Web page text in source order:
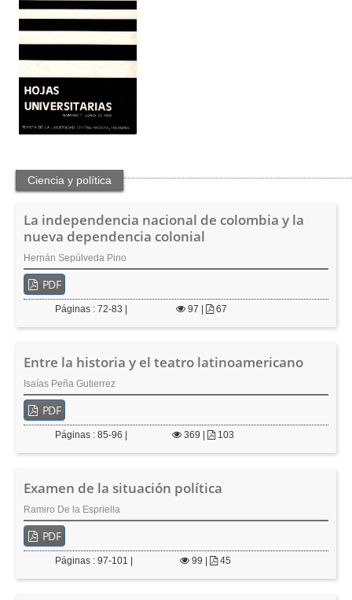
e
n
i
d
o
p
r
i
i
p
l
B
a
r
r
a
a
e
r
a
l
Ciencia y política
La independencia nacional de colombia y la
nueva dependencia colonial
Hernán Sepúlveda Pino
PDF
Páginas : 72-83 | 97 | 67
Entre la historia y el teatro latinoamericano
Isaías Peña Gutierrez
PDF
Páginas : 85-96 | 369 | 103
Examen de la situación política
Ramiro De la Espriella
PDF
Páginas : 97-101 | 99 | 45